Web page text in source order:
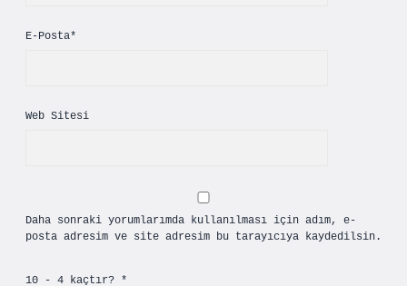
E-Posta*
Web Sitesi
Daha sonraki yorumlarımda kullanılması için adım, e-
posta adresim ve site adresim bu tarayıcıya kaydedilsin.
10 - 4 kaçtır? *